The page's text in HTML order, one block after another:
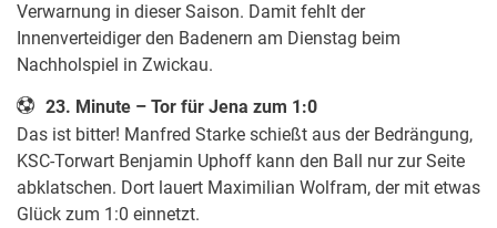
Verwarnung in dieser Saison. Damit fehlt der
Innenverteidiger den Badenern am Dienstag beim
Nachholspiel in Zwickau.
23. Minute – Tor für Jena zum 1:0
Das ist bitter! Manfred Starke schießt aus der Bedrängung,
KSC-Torwart Benjamin Uphoff kann den Ball nur zur Seite
abklatschen. Dort lauert Maximilian Wolfram, der mit etwas
Glück zum 1:0 einnetzt.